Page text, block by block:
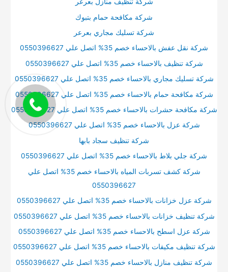
شركة تنظيف منازل بعرعر
شركة مكافحة حمام بتبوك
شركة تسليك مجاري بعرعر
شركة نقل عفش بالاحساء خصم 35% اتصل علي 0550396627
شركة تنظيف بالاحساء خصم 35% اتصل علي 0550396627
شركة تسليك مجاري بالاحساء خصم 35% اتصل علي 0550396627
شركة مكافحة حمام بالاحساء خصم 35% اتصل علي 0550396627
شركة مكافحة حشرات بالاحساء خصم 35% اتصل علي 0550396627
شركة عزل بالاحساء خصم 35% اتصل علي 0550396627
شركة تنظيف سجاد بابها
شركة جلي بلاط بالاحساء خصم 35% اتصل علي 0550396627
شركة كشف تسربات المياه بالاحساء خصم 35% اتصل علي
0550396627
شركة عزل خزانات بالاحساء خصم 35% اتصل علي 0550396627
شركة تنظيف خزانات بالاحساء خصم 35% اتصل علي 0550396627
شركة عزل اسطح بالاحساء خصم 35% اتصل علي 0550396627
شركة تنظيف مكيفات بالاحساء خصم 35% اتصل علي 0550396627
شركة تنظيف منازل بالاحساء خصم 35% اتصل علي 0550396627